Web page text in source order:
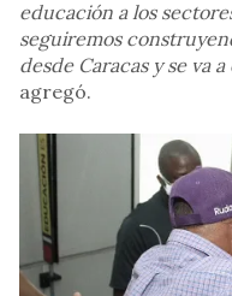
educación a los
seguiremos
desde Caracas y se va
agregó.